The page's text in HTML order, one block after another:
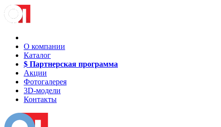
О компании
Каталог
$ Партнерская программа
Акции
Фотогалерея
3D-модели
Контакты